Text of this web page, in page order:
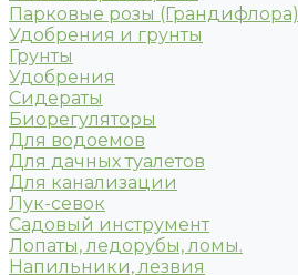
Парковые розы (Грандифлора)
Удобрения и грунты
Грунты
Удобрения
Сидераты
Биорегуляторы
Для водоемов
Для дачных туалетов
Для канализации
Лук-севок
Садовый инструмент
Лопаты, ледорубы, ломы.
Напильники, лезвия